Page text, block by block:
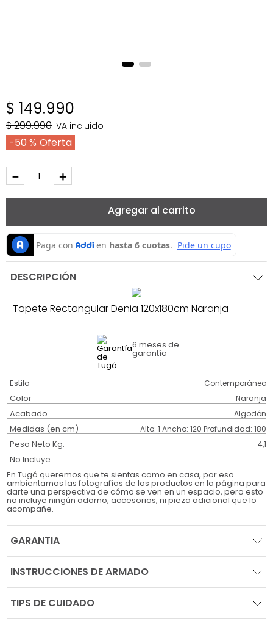
$ 149.990
$299.990 IVA incluido
50 %
＋
－
Agregar al carrito
DESCRIPCIÓN
Tapete Rectangular Denia 120x180cm Naranja
6 meses de
garantía
Estilo Contemporáneo
Color Naranja
Acabado Algodón
Medidas (en cm) Alto: 1 Ancho: 120 Profundidad: 180
Peso Neto Kg. 4,1
No Incluye
En Tugó queremos que te sientas como en casa, por eso
ambientamos las fotografías de los productos en la página para
darte una perspectiva de cómo se ven en un espacio, pero esto
no incluye ningún adorno, accesorios, ni pieza adicional que lo
acompañe.
GARANTIA
INSTRUCCIONES DE ARMADO
TIPS DE CUIDADO